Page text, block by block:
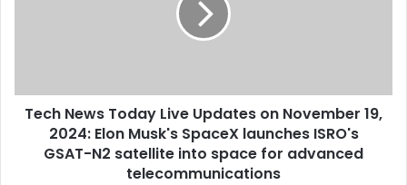
2024:
Elon
Musk's
SpaceX
Tech News Today Live Updates on November 19,
2024: Elon Musk's SpaceX launches ISRO's
GSAT-N2 satellite into space for advanced
telecommunications